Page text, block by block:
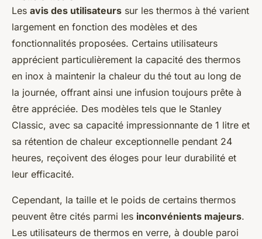
Les avis des utilisateurs sur les thermos à thé varient
largement en fonction des modèles et des
fonctionnalités proposées. Certains utilisateurs
apprécient particulièrement la capacité des thermos
en inox à maintenir la chaleur du thé tout au long de
la journée, offrant ainsi une infusion toujours prête à
être appréciée. Des modèles tels que le Stanley
Classic, avec sa capacité impressionnante de 1 litre et
sa rétention de chaleur exceptionnelle pendant 24
heures, reçoivent des éloges pour leur durabilité et
leur efficacité.
Cependant, la taille et le poids de certains thermos
peuvent être cités parmi les inconvénients majeurs.
Les utilisateurs de thermos en verre, à double paroi